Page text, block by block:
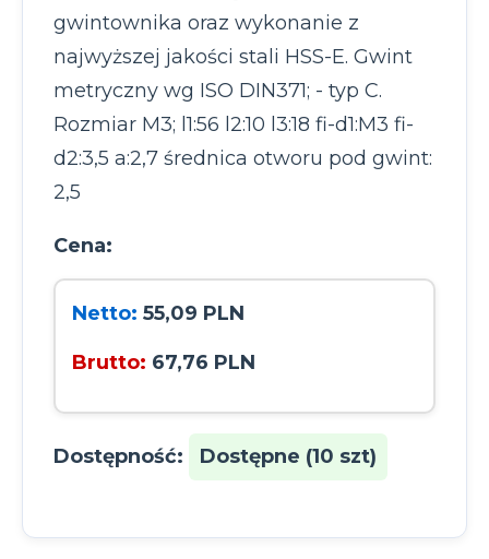
gwintownika oraz wykonanie z
najwyższej jakości stali HSS-E. Gwint
metryczny wg ISO DIN371; - typ C.
Rozmiar M3; l1:56 l2:10 l3:18 fi-d1:M3 fi-
d2:3,5 a:2,7 średnica otworu pod gwint:
2,5
Cena:
Netto: 55,09 PLN
Brutto: 67,76 PLN
Dostępność: Dostępne (10 szt)